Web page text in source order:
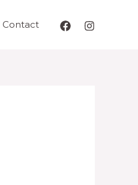
Contact